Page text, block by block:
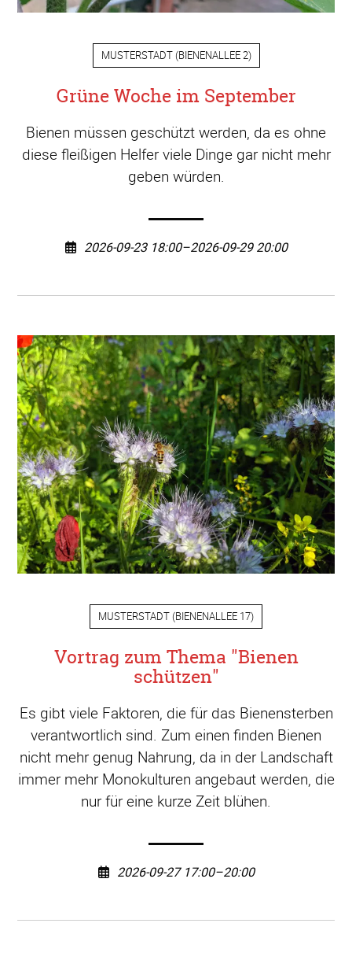
MUSTERSTADT(BIENENALLEE 2)
Grüne Woche im September
Bienen müssen geschützt werden, da es ohne
diese fleißigen Helfer viele Dinge gar nicht mehr
geben würden.
2026-09-23 18:00–2026-09-29 20:00
MUSTERSTADT (BIENENALLEE 17)
Vortrag zum Thema "Bienen
schützen"
Es gibt viele Faktoren, die für das Bienensterben
verantwortlich sind. Zum einen finden Bienen
nicht mehr genug Nahrung, da in der Landschaft
immer mehr Monokulturen angebaut werden, die
nur für eine kurze Zeit blühen.
2026-09-27 17:00–20:00